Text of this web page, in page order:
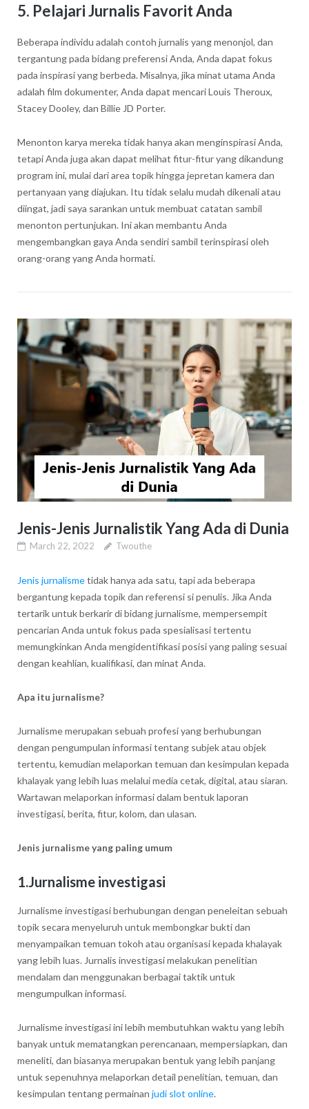
5. Pelajari Jurnalis Favorit Anda
Beberapa individu adalah contoh jurnalis yang menonjol, dan
tergantung pada bidang preferensi Anda, Anda dapat fokus
pada inspirasi yang berbeda. Misalnya, jika minat utama Anda
adalah film dokumenter, Anda dapat mencari Louis Theroux,
Stacey Dooley, dan Billie JD Porter.
Menonton karya mereka tidak hanya akan menginspirasi Anda,
tetapi Anda juga akan dapat melihat fitur-fitur yang dikandung
program ini, mulai dari area topik hingga jepretan kamera dan
pertanyaan yang diajukan. Itu tidak selalu mudah dikenali atau
diingat, jadi saya sarankan untuk membuat catatan sambil
menonton pertunjukan. Ini akan membantu Anda
mengembangkan gaya Anda sendiri sambil terinspirasi oleh
orang-orang yang Anda hormati.
Jenis-Jenis Jurnalistik Yang Ada di Dunia
March 22, 2022 Twouthe
Jenis jurnalismetidak hanya ada satu, tapi ada beberapa
bergantung kepada topik dan referensi si penulis. Jika Anda
tertarik untuk berkarir di bidang jurnalisme, mempersempit
pencarian Anda untuk fokus pada spesialisasi tertentu
memungkinkan Anda mengidentifikasi posisi yang paling sesuai
dengan keahlian, kualifikasi, dan minat Anda.
Apa itu jurnalisme?
Jurnalisme merupakan sebuah profesi yang berhubungan
dengan pengumpulan informasi tentang subjek atau objek
tertentu, kemudian melaporkan temuan dan kesimpulan kepada
khalayak yang lebih luas melalui media cetak, digital, atau siaran.
Wartawan melaporkan informasi dalam bentuk laporan
investigasi, berita, fitur, kolom, dan ulasan.
Jenis jurnalisme yang paling umum
1.Jurnalisme investigasi
Jurnalisme investigasi berhubungan dengan peneleitan sebuah
topik secara menyeluruh untuk membongkar bukti dan
menyampaikan temuan tokoh atau organisasi kepada khalayak
yang lebih luas. Jurnalis investigasi melakukan penelitian
mendalam dan menggunakan berbagai taktik untuk
mengumpulkan informasi.
Jurnalisme investigasi ini lebih membutuhkan waktu yang lebih
banyak untuk mematangkan perencanaan, mempersiapkan, dan
meneliti, dan biasanya merupakan bentuk yang lebih panjang
untuk sepenuhnya melaporkan detail penelitian, temuan, dan
kesimpulan tentang permainan judi slot online.